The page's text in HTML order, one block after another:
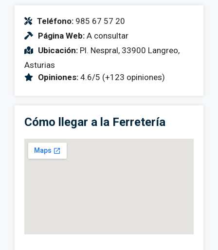
Teléfono: 985 67 57 20
Página Web: A consultar
Ubicación: Pl. Nespral, 33900 Langreo,
Asturias
Opiniones: 4.6/5 (+123 opiniones)
Cómo llegar a la Ferretería